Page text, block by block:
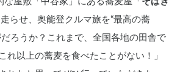
らせ、奥能登クルマ旅を“最高の蕎
ろうか？これまで、全国各地の田舎で
れ以上の蕎麦を食べたことがない！」